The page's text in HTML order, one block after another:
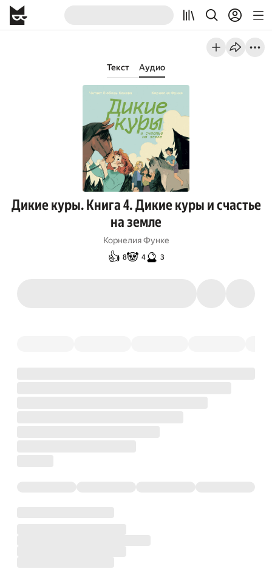
Текст Аудио
Дикие куры. Книга 4. Дикие куры и счастье
на земле
Корнелия Функе
👍 8🐼 4🔮 3